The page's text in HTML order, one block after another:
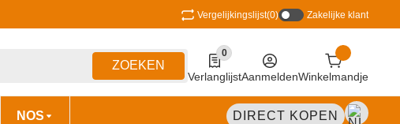
Vergelijkingslijst(0) Zakelijke klant
ZOEKEN
0
0 Produkte in der Liste
VerlanglijstAanmeldenWinkelmandje
NOS DIRECT KOPEN